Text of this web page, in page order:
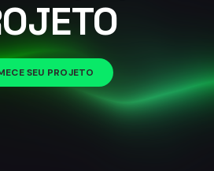
SEU PROJETO